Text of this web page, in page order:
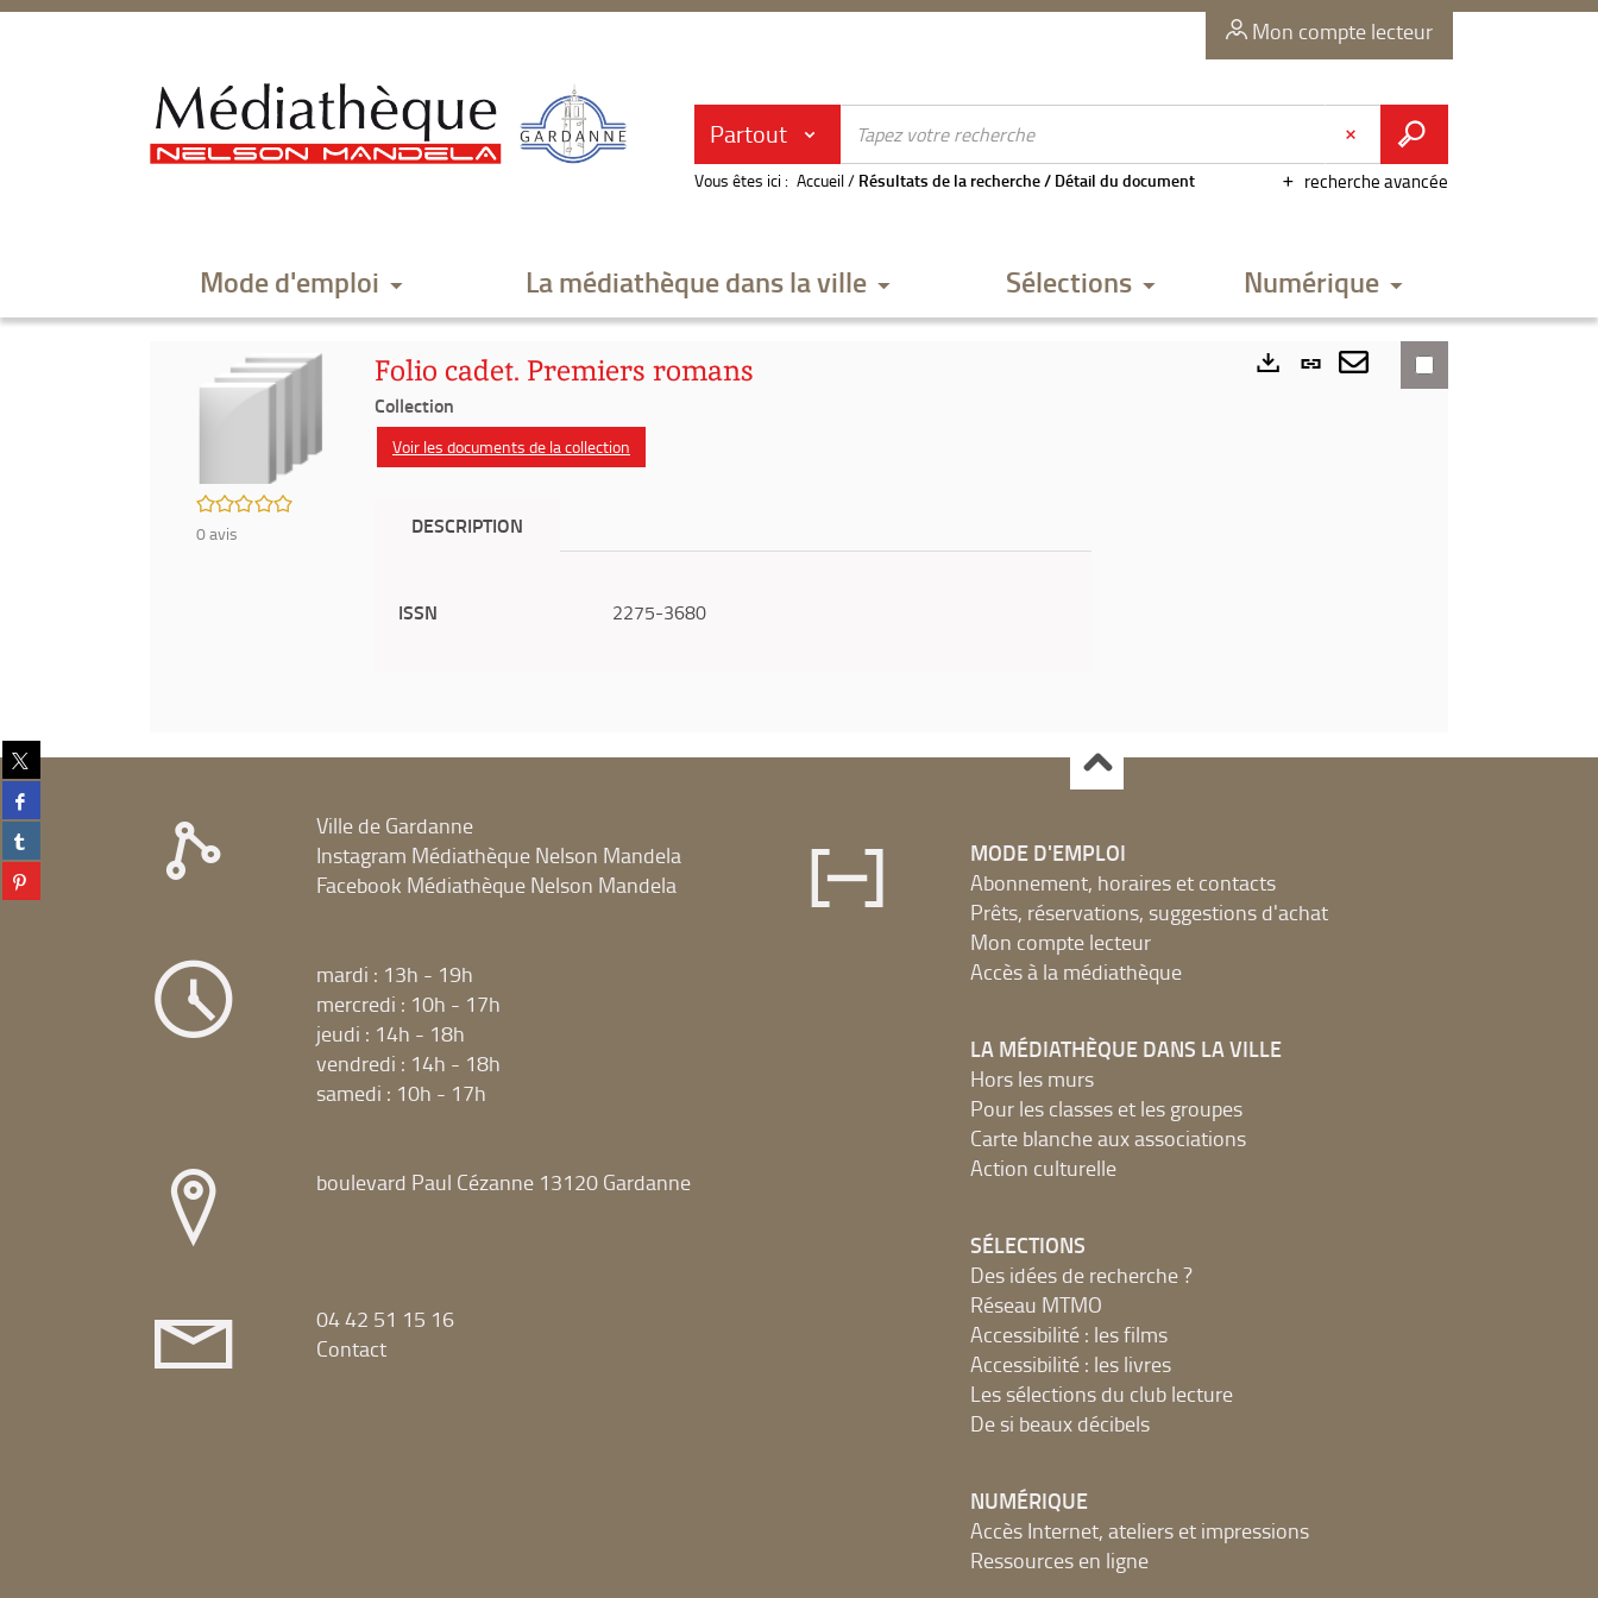
recherche
Mon compte lecteur
Partout
recherche avancée
Vous êtes ici : Accueil/ Résultats de la recherche/ Détail du document
Mode d'emploi La médiathèque dans la ville Sélections Numérique
Partager
sur
twitter
(Nouvelle
fenêtre)
Partager
sur
facebook
(Nouvelle
fenêtre)
Partager
sur
tumblr
(Nouvelle
Partager
sur
/5
0avis
Folio cadet. Premiers romans
Collection
Voir les documents de la collection
DESCRIPTION
ISSN 2275-3680
Lien
permanent
Envoyer
Ville de Gardanne
Instagram Médiathèque Nelson Mandela
Facebook Médiathèque Nelson Mandela
mardi : 13h - 19h
mercredi : 10h - 17h
jeudi : 14h - 18h
vendredi : 14h - 18h
samedi : 10h - 17h
boulevard Paul Cézanne 13120 Gardanne
04 42 51 15 16
Contact
MODE D'EMPLOI
Abonnement, horaires et contacts
Prêts, réservations, suggestions d'achat
Mon compte lecteur
Accès à la médiathèque
LA MÉDIATHÈQUE DANS LA VILLE
Hors les murs
Pour les classes et les groupes
Carte blanche aux associations
Action culturelle
SÉLECTIONS
Des idées de recherche ?
Réseau MTMO
Accessibilité : les films
Accessibilité : les livres
Les sélections du club lecture
De si beaux décibels
NUMÉRIQUE
Accès Internet, ateliers et impressions
Ressources en ligne